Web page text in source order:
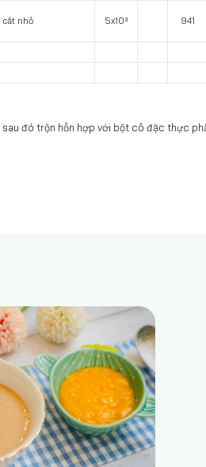
cắt nhỏ 5x10³ 941
đó trộn hỗn hợp với bột cô đặc thực